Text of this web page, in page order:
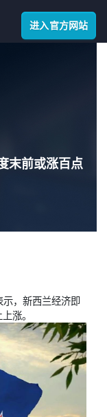
进入官方网站
末前或涨百点
，新西兰经济即
涨。